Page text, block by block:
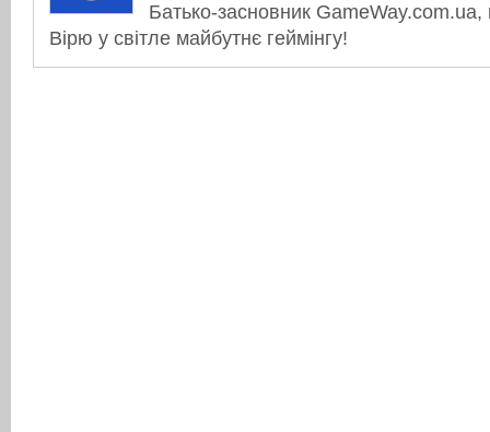
Батько-засновник
Вірю у світле майбутнє геймінгу!